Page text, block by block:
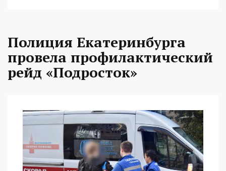
Полиция Екатеринбурга
провела профилактический
рейд «Подросток»